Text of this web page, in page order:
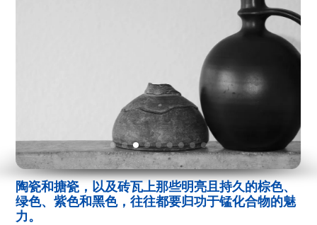
陶瓷和搪瓷，以及砖瓦上那些明亮且持久的棕色、
绿色、紫色和黑色，往往都要归功于锰化合物的魅
力。